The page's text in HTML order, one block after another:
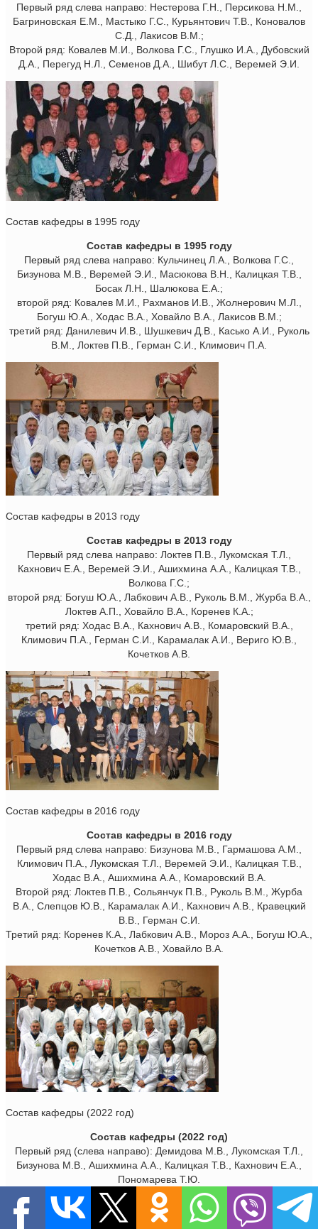
Первый ряд слева направо: Нестерова Г.Н., Персикова Н.М.,
Багриновская Е.М., Мастыко Г.С., Курьянтович Т.В., Коновалов
С.Д., Лакисов В.М.;
Второй ряд: Ковалев М.И., Волкова Г.С., Глушко И.А., Дубовский
Д.А., Перегуд Н.Л., Семенов Д.А., Шибут Л.С., Веремей Э.И.
Состав кафедры в 1995 году
Состав кафедры в 1995 году
Первый ряд слева направо: Кульчинец Л.А., Волкова Г.С.,
Бизунова М.В., Веремей Э.И., Масюкова В.Н., Калицкая Т.В.,
Босак Л.Н., Шалюкова Е.А.;
второй ряд: Ковалев М.И., Рахманов И.В., Жолнерович М.Л.,
Богуш Ю.А., Ходас В.А., Ховайло В.А., Лакисов В.М.;
третий ряд: Данилевич И.В., Шушкевич Д.В., Касько А.И., Руколь
В.М., Локтев П.В., Герман С.И., Климович П.А.
Состав кафедры в 2013 году
Состав кафедры в 2013 году
Первый ряд слева направо: Локтев П.В., Лукомская Т.Л.,
Кахнович Е.А., Веремей Э.И., Ашихмина А.А., Калицкая Т.В.,
Волкова Г.С.;
второй ряд: Богуш Ю.А., Лабкович А.В., Руколь В.М., Журба В.А.,
Локтев А.П., Ховайло В.А., Коренев К.А.;
третий ряд: Ходас В.А., Кахнович А.В., Комаровский В.А.,
Климович П.А., Герман С.И., Карамалак А.И., Вериго Ю.В.,
Кочетков А.В.
Состав кафедры в 2016 году
Состав кафедры в 2016 году
Первый ряд слева направо: Бизунова М.В., Гармашова А.М.,
Климович П.А., Лукомская Т.Л., Веремей Э.И., Калицкая Т.В.,
Ходас В.А., Ашихмина А.А., Комаровский В.А.
Второй ряд: Локтев П.В., Сольянчук П.В., Руколь В.М., Журба
В.А., Слепцов Ю.В., Карамалак А.И., Кахнович А.В., Кравецкий
В.В., Герман С.И.
Третий ряд: Коренев К.А., Лабкович А.В., Мороз А.А., Богуш Ю.А.,
Кочетков А.В., Ховайло В.А.
Состав кафедры (2022 год)
Состав кафедры (2022 год)
Первый ряд (слева направо): Демидова М.В., Лукомская Т.Л.,
Бизунова М.В., Ашихмина А.А., Калицкая Т.В., Кахнович Е.А.,
Пономарева Т.Ю.
Второй ряд: Локтев П.В., Комаровский В.А., Ходас В.А., Журба
В.А., Руколь В.М., Ховайло В.А., Кармалак А.И., Коренев К.А.
Третий ряд: Ковалёв И.А., Сольянчук П.В., Коваленко А.Э.,